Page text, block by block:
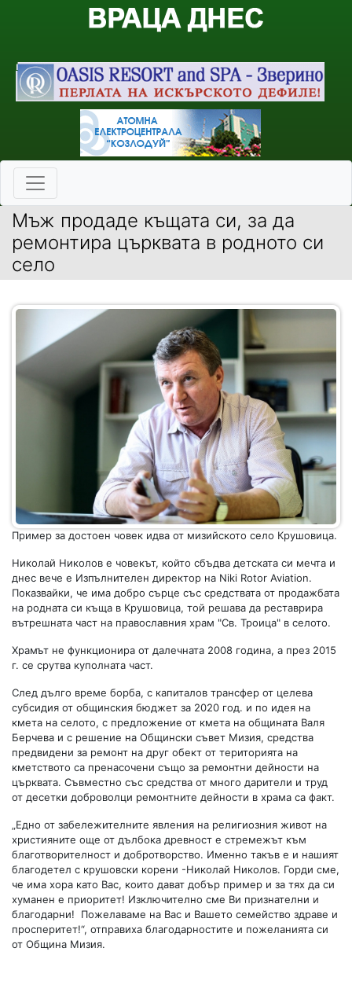
Мъж продаде къщата си, за да
ремонтира църквата в родното си
село
Пример за достоен човек идва от мизийското село Крушовица.
Николай Николов е човекът, който сбъдва детската си мечта и
днес вече е Изпълнителен директор на Niki Rotor Aviation.
Показвайки, че има добро сърце със средствата от продажбата
на родната си къща в Крушовица, той решава да реставрира
вътрешната част на православния храм "Св. Троица" в селото.
Храмът не функционира от далечната 2008 година, а през 2015
г. се срутва куполната част.
След дълго време борба, с капиталов трансфер от целева
субсидия от общинския бюджет за 2020 год. и по идея на
кмета на селото, с предложение от кмета на общината Валя
Берчева и с решение на Общински съвет Мизия, средства
предвидени за ремонт на друг обект от територията на
кметството са пренасочени също за ремонтни дейности на
църквата. Съвместно със средства от много дарители и труд
от десетки доброволци ремонтните дейности в храма са факт.
„Едно от забележителните явления на религиозния живот на
християните още от дълбока древност е стремежът към
благотворителност и добротворство. Именно такъв е и нашият
благодетел с крушовски корени -Николай Николов. Горди сме,
че има хора като Вас, които дават добър пример и за тях да си
хуманен е приоритет! Изключително сме Ви признателни и
благодарни! Пожелаваме на Вас и Вашето семейство здраве и
просперитет!“, отправиха благодарностите и пожеланията си
от Община Мизия.